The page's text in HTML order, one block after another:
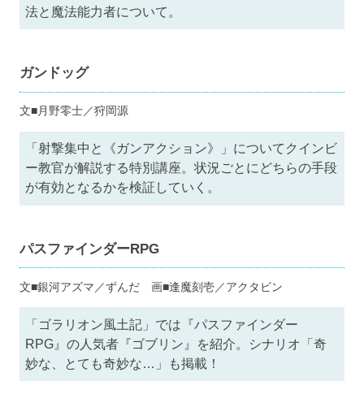
法と魔法能力者について。
ガンドッグ
文■月野零士／狩岡源
「射撃集中と《ガンアクション》」についてクインビ
ー教官が解説する特別講座。状況ごとにどちらの手段
が有効となるかを検証していく。
パスファインダーRPG
文■銀河アズマ／ずんだ 画■逢魔刻壱／アクタビン
「ゴラリオン風土記」では『パスファインダー
RPG』の人気者『ゴブリン』を紹介。シナリオ「奇
妙な、とても奇妙な…」も掲載！